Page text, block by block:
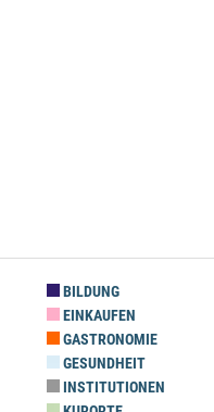
BILDUNG
EINKAUFEN
GASTRONOMIE
GESUNDHEIT
INSTITUTIONEN